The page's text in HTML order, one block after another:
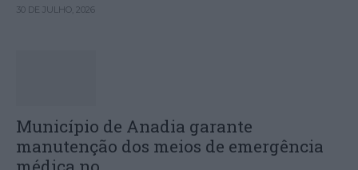
30 DE JULHO, 2026
Município de Anadia garante
manutenção dos meios de emergência